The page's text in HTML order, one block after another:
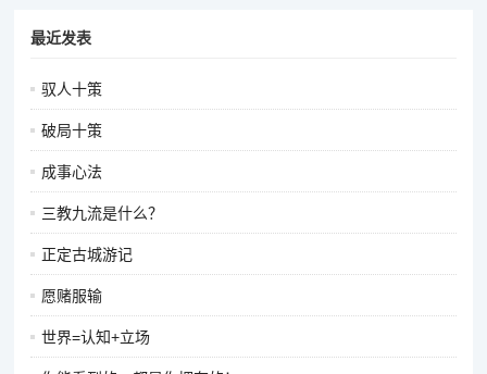
最近发表
驭人十策
破局十策
成事心法
三教九流是什么？
正定古城游记
愿赌服输
世界=认知+立场